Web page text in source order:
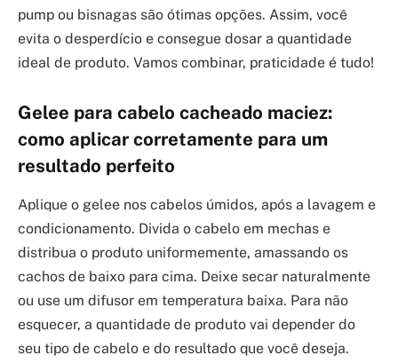
pump ou bisnagas são ótimas opções. Assim, você
evita o desperdício e consegue dosar a quantidade
ideal de produto. Vamos combinar, praticidade é tudo!
Gelee para cabelo cacheado maciez:
como aplicar corretamente para um
resultado perfeito
Aplique o gelee nos cabelos úmidos, após a lavagem e
condicionamento. Divida o cabelo em mechas e
distribua o produto uniformemente, amassando os
cachos de baixo para cima. Deixe secar naturalmente
ou use um difusor em temperatura baixa. Para não
esquecer, a quantidade de produto vai depender do
seu tipo de cabelo e do resultado que você deseja.